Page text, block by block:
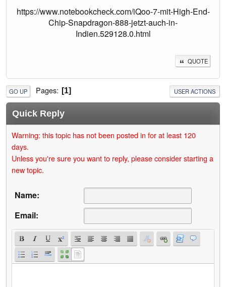
https://www.notebookcheck.com/iQoo-7-mit-High-End-
Chip-Snapdragon-888-jetzt-auch-in-
Indien.529128.0.html
QUOTE
GO UP Pages 1 USER ACTIONS
Quick Reply
Warning: this topic has not been posted in for at least 120
days.
Unless you're sure you want to reply, please consider starting a
new topic.
Name:
Email: